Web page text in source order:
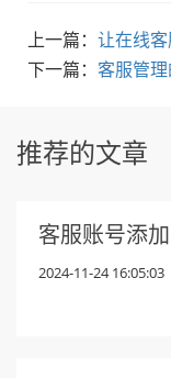
上一篇： 让在线客
下一篇： 客服管理
推荐的文章
客服账号添
2024-11-24 16:05:03